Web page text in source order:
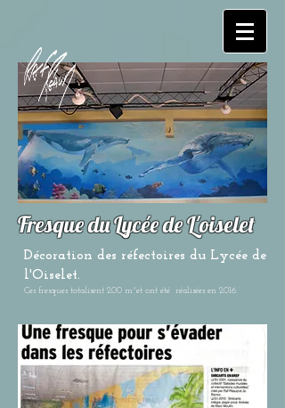
Fresque du Lycée de L'oiselet
Décoration des réfectoires du Lycée de
l'Oiselet.
Ces fresques totalisent 200 m²et ont été réalisées en 2016.